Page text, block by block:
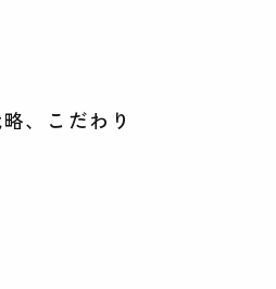
、こだわり